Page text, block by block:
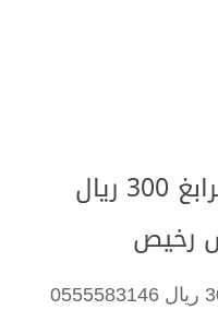
افضل شركة نقل اثاث برابغ 300 ريال
افضل شركة نقل اثاث برابغ 300 ريال 0555583146